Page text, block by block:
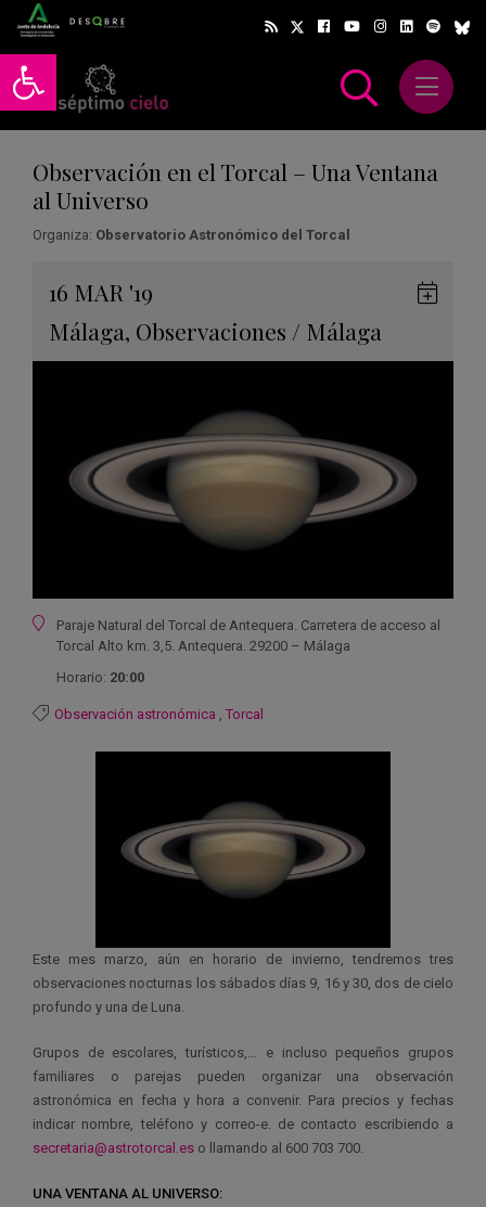
Abrir barra de herramientas
Abrir
Observación en el Torcal – Una Ventana
al Universo
Organiza: Observatorio Astronómico del Torcal
16 MAR '19
Málaga, Observaciones / Málaga
Ubicación
Paraje Natural del Torcal de Antequera. Carretera de acceso al
Torcal Alto km. 3,5. Antequera. 29200 – Málaga
Horario: 20:00
Observación astronómica Torcal
Este mes marzo, aún en horario de invierno, tendremos tres
observaciones nocturnas los sábados días 9, 16 y 30, dos de cielo
profundo y una de Luna.
Grupos de escolares, turísticos,… e incluso pequeños grupos
familiares o parejas pueden organizar una observación
astronómica en fecha y hora a convenir. Para precios y fechas
indicar nombre, teléfono y correo-e. de contacto escribiendo a
secretaria@astrotorcal.es o llamando al 600 703 700.
UNA VENTANA AL UNIVERSO: